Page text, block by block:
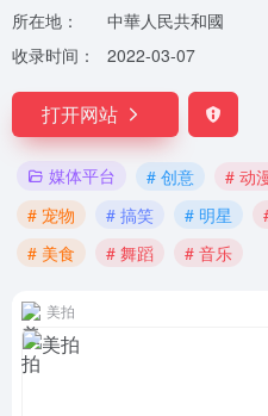
所在地：
中華人民共和國
收录时间：
2022-03-07
打开网站
媒体平台 # 创意 # 动
# 宠物
# 搞笑 # 明星
# 美食
# 舞蹈 # 音乐
美拍